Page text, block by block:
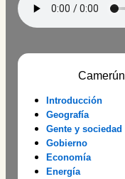
Camerún
Introducción
Geografía
Gente y sociedad
Gobierno
Economía
Energía